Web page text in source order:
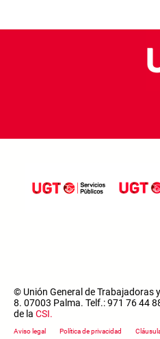
© Unión General de Trabajadoras
8. 07003 Palma. Telf.: 971 76 44
de la CSI.
Footer menu
Aviso legal Política de privacidad